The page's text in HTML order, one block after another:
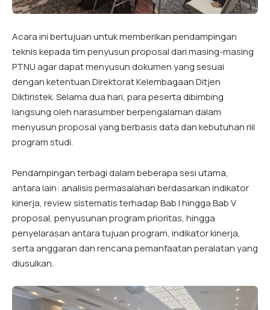
Acara ini bertujuan untuk memberikan pendampingan
teknis kepada tim penyusun proposal dari masing-masing
PTNU agar dapat menyusun dokumen yang sesuai
dengan ketentuan Direktorat Kelembagaan Ditjen
Diktiristek. Selama dua hari, para peserta dibimbing
langsung oleh narasumber berpengalaman dalam
menyusun proposal yang berbasis data dan kebutuhan riil
program studi.
Pendampingan terbagi dalam beberapa sesi utama,
antara lain: analisis permasalahan berdasarkan indikator
kinerja, review sistematis terhadap Bab I hingga Bab V
proposal, penyusunan program prioritas, hingga
penyelarasan antara tujuan program, indikator kinerja,
serta anggaran dan rencana pemanfaatan peralatan yang
diusulkan.